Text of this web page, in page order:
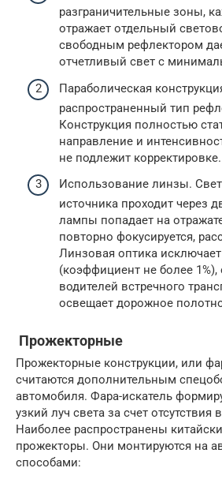
разграничительные зоны,
отражает отдельный
свободным рефлектором
отчетливый свет с
Параболическая
распространенный тип
Конструкция полностью
направление и
не подлежит корректировке.
Использование линзы.
источника проходит через
лампы попадает на
повторно фокусируется,
Линзовая оптика
(коэффициент не более
водителей встречного
освещает дорожное
Прожекторные
Прожекторные конструкции, или
считаются дополнительным
автомобиля. Фара-искатель
узкий луч света за счет отсутствия
Наиболее распространены
прожекторы. Они монтируются на
способами: